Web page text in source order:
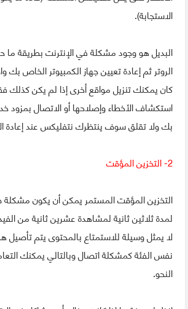
الاستجابة).
البديل هو وجود مشكلة في الإنترنت بطريقة ما
الروتر ثم إعادة تعيين جهاز الكمبيوتر الخاص بك
كان يمكنك تنزيل مواقع أخرى إذا لم يكن كذلك
استكشاف الأخطاء وإصلاحها أو الاتصال بمزود
بك ولا تقلق سوف ينتظرك نتفليكس عند إعادة
2- التخزين المؤقت
التخزين المؤقت المستمر يمكن أن يكون مشكلة
لمدة ثلاثين ثانية لمشاهدة عشرين ثانية من
لا يمثل وسيلة للاستمتاع بالمحتوى يتم
نفس الفئة كمشكلة اتصال وبالتالي يمكنك
النحو.